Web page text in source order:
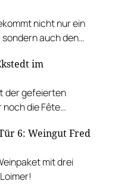
nicht nur ein
auch den
im
der gefeierten
noch die Fête
6: Weingut Fred
mit drei